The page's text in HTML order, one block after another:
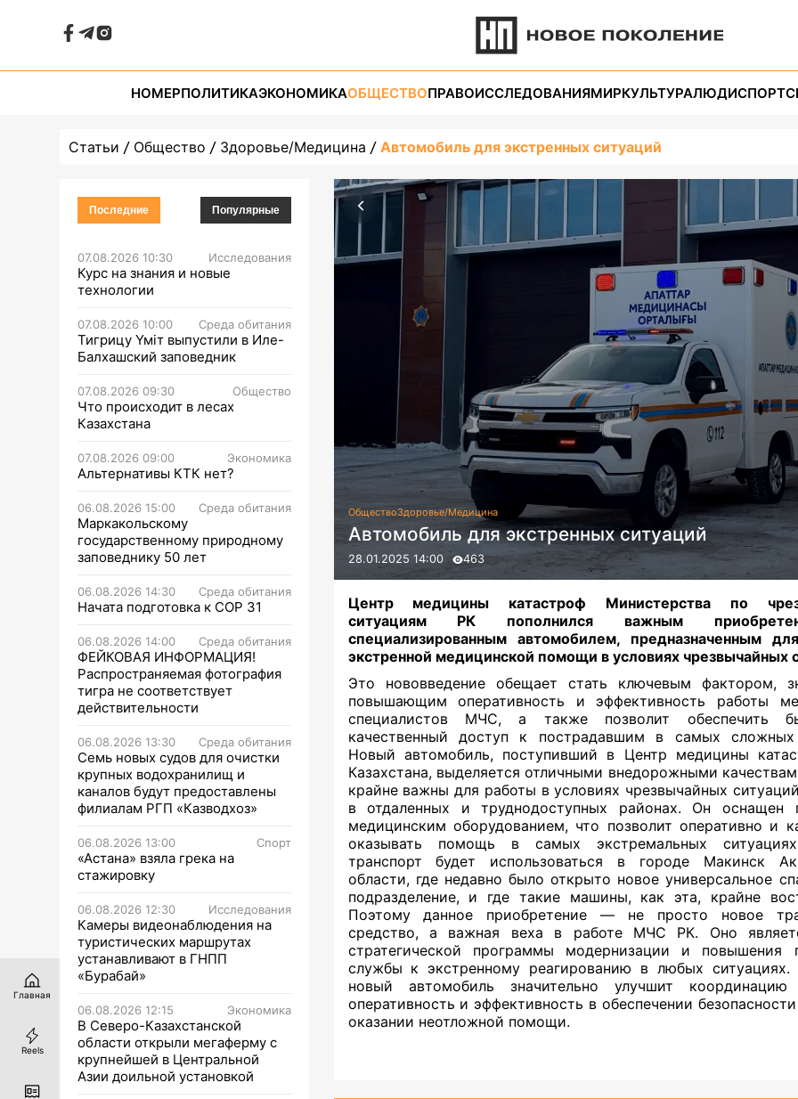
НОМЕРПОЛИТИКАЭКОНОМИКАОБЩЕСТВОПРАВОИССЛЕДОВАНИЯМИРКУЛЬТУРАЛЮДИСПОРТ
Статьи Общество Здоровье/Медицина Автомобиль для экстренных ситуаций
Последние Популярные
07.08.2026 10:30 Исследования
Курс на знания и новые
технологии
07.08.2026 10:00 Среда обитания
Тигрицу Үміт выпустили в Иле-
Балхашский заповедник
07.08.2026 09:30 Общество
Что происходит в лесах
Казахстана
07.08.2026 09:00 Экономика
Альтернативы КТК нет?
06.08.2026 15:00 Среда обитания
Маркакольскому
государственному природному
заповеднику 50 лет
06.08.2026 14:30 Среда обитания
Начата подготовка к СОР 31
06.08.2026 14:00 Среда обитания
ФЕЙКОВАЯ ИНФОРМАЦИЯ!
Распространяемая фотография
тигра не соответствует
действительности
06.08.2026 13:30 Среда обитания
Семь новых судов для очистки
крупных водохранилищ и
каналов будут предоставлены
филиалам РГП «Казводхоз»
06.08.2026 13:00 Спорт
«Астана» взяла грека на
стажировку
06.08.2026 12:30 Исследования
Камеры видеонаблюдения на
туристических маршрутах
устанавливают в ГНПП
«Бурабай»
06.08.2026 12:15 Экономика
В Северо-Казахстанской
области открыли мегаферму с
крупнейшей в Центральной
Азии доильной установкой
ОбществоЗдоровье/Медицина
Автомобиль для экстренных ситуаций
28.01.2025 14:00 463
Центр медицины катастроф Министерства по
ситуациям РК пополнился важным
специализированным автомобилем, предназначенным
экстренной медицинской помощи в условиях чрезвычайных
Это нововведение обещает стать ключевым фактором,
повышающим оперативность и эффективность работы
специалистов МЧС, а также позволит обеспечить
качественный доступ к пострадавшим в самых сложных
Новый автомобиль, поступивший в Центр медицины
Казахстана, выделяется отличными внедорожными
крайне важны для работы в условиях чрезвычайных
в отдаленных и труднодоступных районах. Он оснащен
медицинским оборудованием, что позволит оперативно и
оказывать помощь в самых экстремальных
транспорт будет использоваться в городе Макинск
области, где недавно было открыто новое универсальное
подразделение, и где такие машины, как эта, крайне
Поэтому данное приобретение — не просто новое
средство, а важная веха в работе МЧС РК. Оно
стратегической программы модернизации и повышения
службы к экстренному реагированию в любых ситуациях.
новый автомобиль значительно улучшит координацию
оперативность и эффективность в обеспечении
оказании неотложной помощи.
Главная
Reels